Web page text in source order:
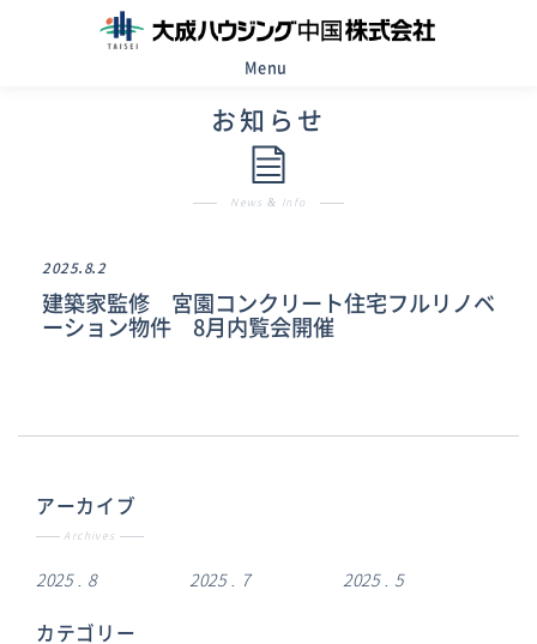
Menu
お知らせ
News & Info
2025.8.2
建築家監修 宮園コンクリート住宅フルリノベ
ーション物件 8月内覧会開催
アーカイブ
Archives
2025 . 8 2025 . 7 2025 . 5
カテゴリー